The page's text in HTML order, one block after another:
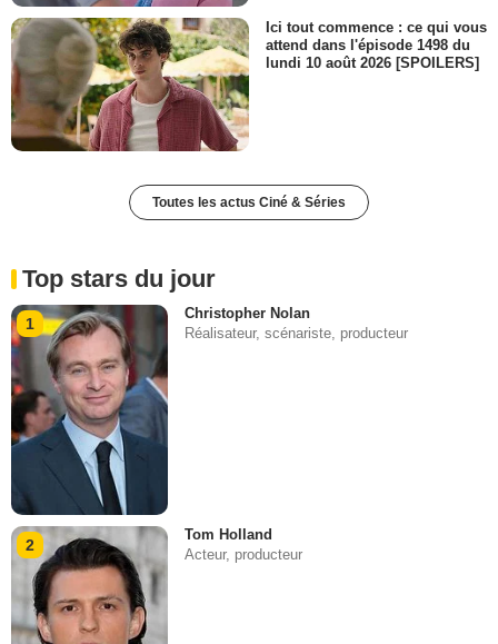
Ici tout commence : ce qui vous
attend dans l'épisode 1498 du
lundi 10 août 2026 [SPOILERS]
Toutes les actus Ciné & Séries
Top stars du jour
1
Christopher Nolan
Réalisateur, scénariste, producteur
2
Tom Holland
Acteur, producteur